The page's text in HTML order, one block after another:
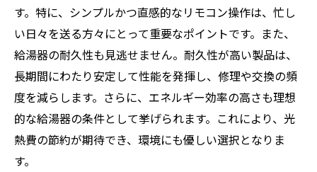
す。特に、シンプルかつ直感的なリモコン操作は、忙し
い日々を送る方々にとって重要なポイントです。また、
給湯器の耐久性も見逃せません。耐久性が高い製品は、
長期間にわたり安定して性能を発揮し、修理や交換の頻
度を減らします。さらに、エネルギー効率の高さも理想
的な給湯器の条件として挙げられます。これにより、光
熱費の節約が期待でき、環境にも優しい選択となりま
す。